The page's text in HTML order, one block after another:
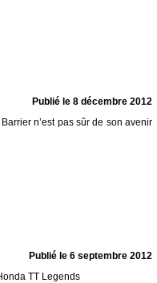
Publié le 8 décembre 2012
n’est pas sûr de son avenir
Publié le 6 septembre 2012
TT Legends